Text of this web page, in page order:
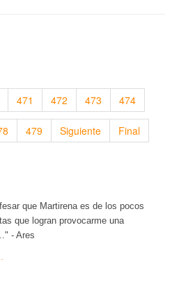
471 472 473 474
479 Siguiente Final
que Martirena es de los pocos
que logran provocarme una
- Ares